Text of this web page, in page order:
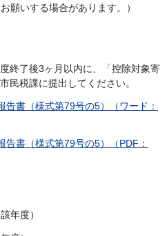
願いする場合があります。）
終了後3ヶ月以内に、「控除対象寄
民税課に提出してください。
告書（様式第79号の5）（ワード：
告書（様式第79号の5）（PDF：
年度）